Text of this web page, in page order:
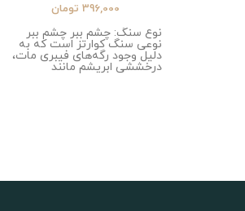
396,000 تومان
نوع سنگ: چشم ببر چشم ببر
نوعی سنگ کوارتز است که به
دلیل وجود رگه‌های فیبری مات،
درخششی ابریشم مانند